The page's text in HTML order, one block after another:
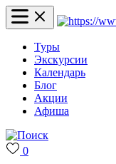
Туры
Экскурсии
Календарь
Блог
Акции
Афиша
0